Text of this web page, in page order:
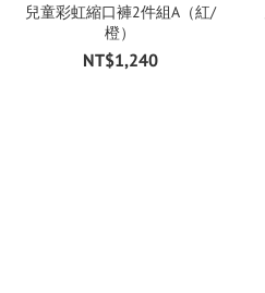
兒童彩虹縮口褲2件組A（紅/
橙）
NT$1,240